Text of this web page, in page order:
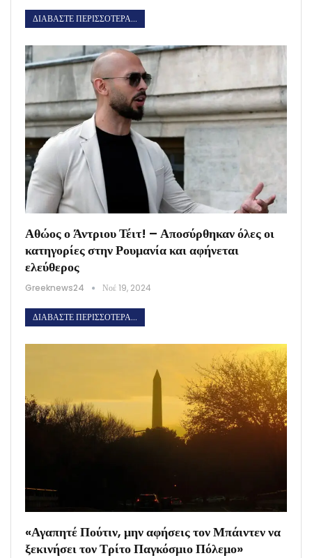
ΔΙΑΒΆΣΤΕ ΠΕΡΙΣΣΌΤΕΡΑ...
Αθώος ο Άντριου Τέιτ! – Αποσύρθηκαν όλες οι
κατηγορίες στην Ρουμανία και αφήνεται
ελεύθερος
Greeknews24 Νοέ 19, 2024
ΔΙΑΒΆΣΤΕ ΠΕΡΙΣΣΌΤΕΡΑ...
«Αγαπητέ Πούτιν, μην αφήσεις τον Μπάιντεν να
ξεκινήσει τον Τρίτο Παγκόσμιο Πόλεμο»